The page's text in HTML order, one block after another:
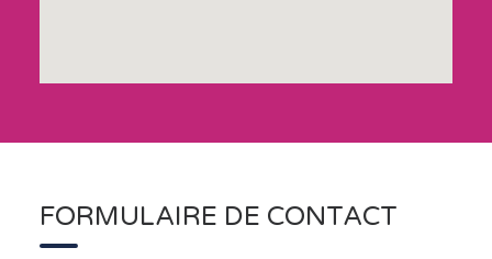
FORMULAIRE DE CONTACT